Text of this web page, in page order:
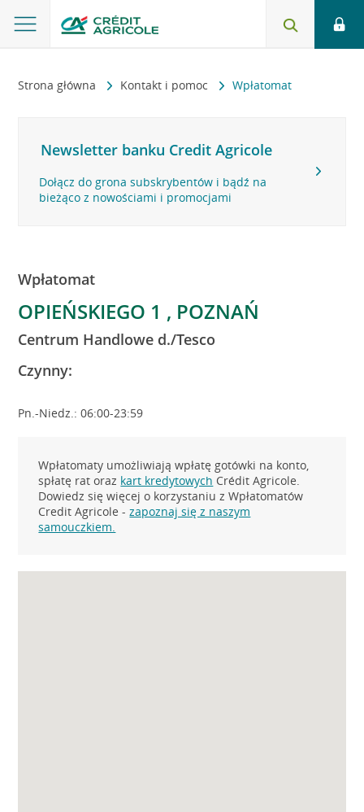
Strona główna Kontakt i pomoc Wpłatomat
Newsletter banku Credit Agricole
Dołącz do grona subskrybentów i bądź na
bieżąco z nowościami i promocjami
Wpłatomat
OPIEŃSKIEGO 1 , POZNAŃ
Centrum Handlowe d./Tesco
Czynny:
Pn.-Niedz.: 06:00-23:59
Wpłatomaty umożliwiają wpłatę gotówki na konto,
spłatę rat oraz kart kredytowych Crédit Agricole.
Dowiedz się więcej o korzystaniu z Wpłatomatów
Credit Agricole -zapoznaj się z naszym
samouczkiem.